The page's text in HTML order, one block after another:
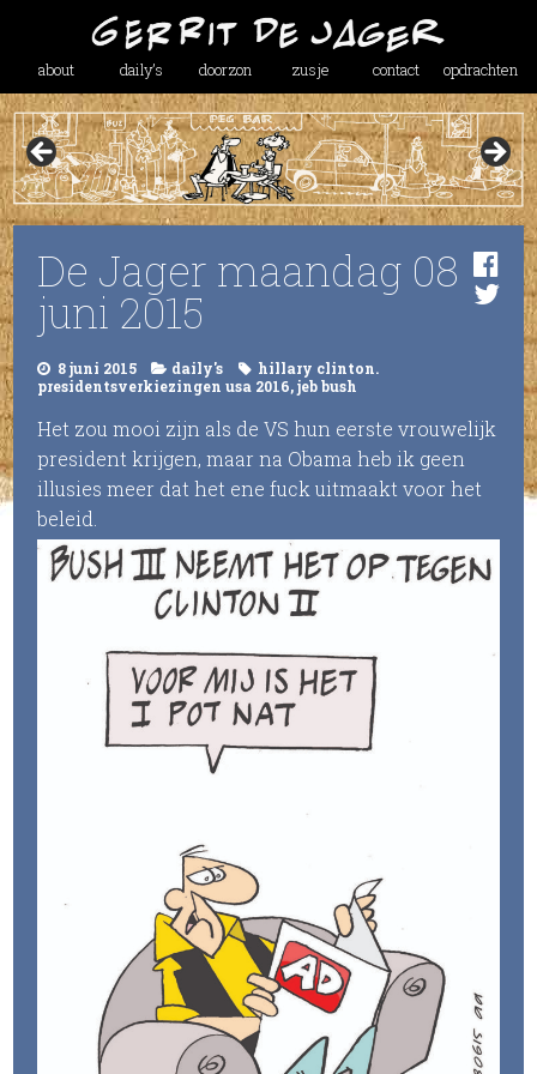
about daily’s doorzon zusje contact opdrachten
De Jager maandag 08
juni 2015
8 juni 2015 daily's
hillary clinton.
presidentsverkiezingen usa 2016,jeb bush
Het zou mooi zijn als de VS hun eerste vrouwelijk
president krijgen, maar na Obama heb ik geen
illusies meer dat het ene fuck uitmaakt voor het
beleid.